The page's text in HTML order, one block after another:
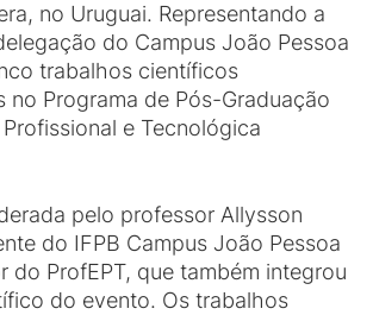
no Uruguai. Representando a
do Campus João Pessoa
trabalhos científicos
no Programa de Pós-Graduação
e Tecnológica
pelo professor Allysson
do IFPB Campus João Pessoa
do ProfEPT, que também integrou
do evento. Os trabalhos